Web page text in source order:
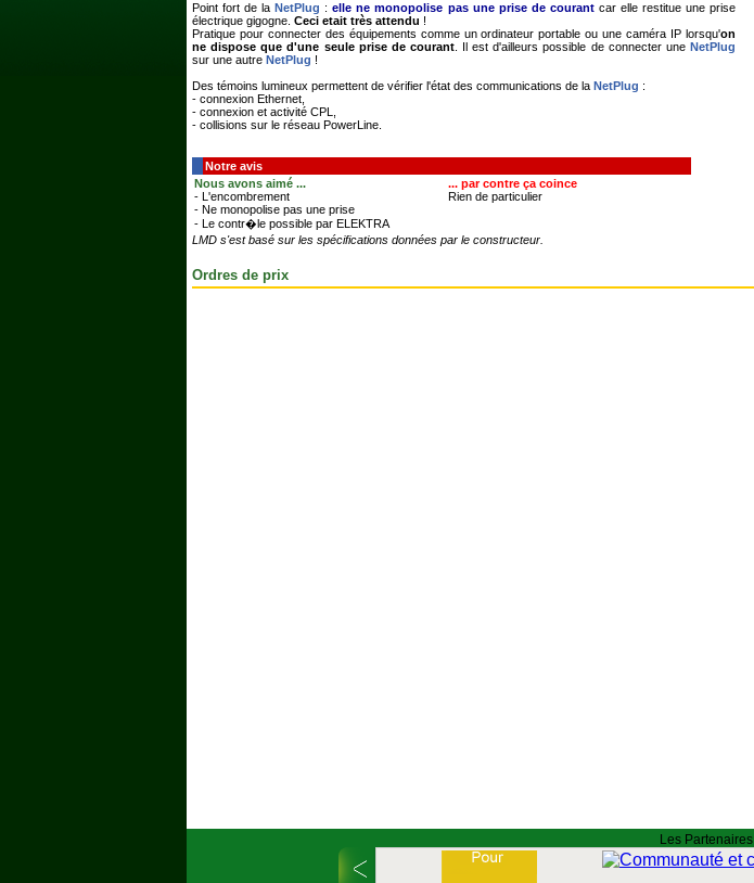
Point fort de laNetPlug :elle ne monopolise pas une prise de courantcar elle restitue une prise
électrique gigogne. Ceci etait très attendu !
Pratique pour connecter des équipements comme un ordinateur portable ou une caméra IP lorsqu'on
ne dispose que d'une seule prise de courant. Il est d'ailleurs possible de connecter uneNetPlug
sur une autre NetPlug !
Des témoins lumineux permettent de vérifier l'état des communications de la NetPlug :
- connexion Ethernet,
- connexion et activité CPL,
- collisions sur le réseau PowerLine.
Notre avis
Nous avons aimé ...
- L'encombrement
- Ne monopolise pas une prise
- Le contr�le possible par ELEKTRA
... par contre ça coince
Rien de particulier
LMD s'est basé sur les spécifications données par le constructeur.
Ordres de prix
Les Partenaires